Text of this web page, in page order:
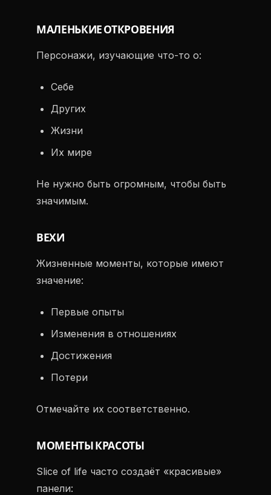
МАЛЕНЬКИЕ ОТКРОВЕНИЯ
Персонажи, изучающие что-то о:
Себе
Других
Жизни
Их мире
Не нужно быть огромным, чтобы быть
значимым.
ВЕХИ
Жизненные моменты, которые имеют
значение:
Первые опыты
Изменения в отношениях
Достижения
Потери
Отмечайте их соответственно.
МОМЕНТЫ КРАСОТЫ
Slice of life часто создаёт «красивые»
панели: